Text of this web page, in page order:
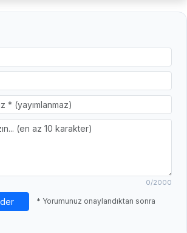
0/2000
* Yorumunuz onaylandıktan sonra